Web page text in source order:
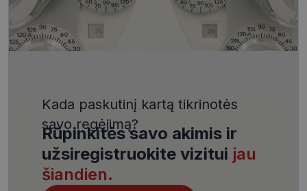
Kada paskutinį kartą tikrinotės
savo regėjimą?
Rūpinkitės savo akimis ir
užsiregistruokite vizitui jau
šiandien.
VISITOR_PRIVACY_METADATA
YouTube
.youtube.com
5 mėnesiai
4 savaitės
CookieScriptConsent
CookieScript
www.visionexpress.lt